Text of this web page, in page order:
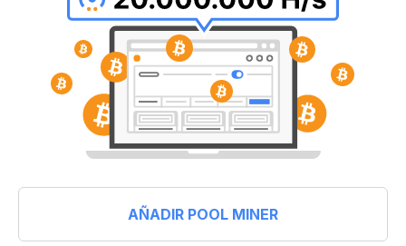
AÑADIR POOL MINER